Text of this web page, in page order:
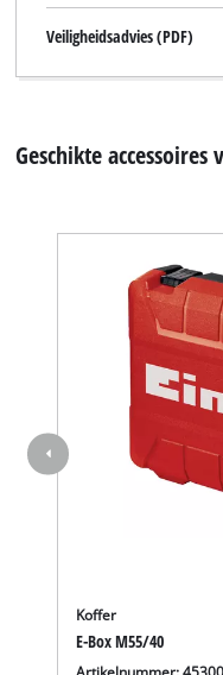
Veiligheidsadvies (PDF)
Geschikte accessoires
Koffer
E-Box M55/40